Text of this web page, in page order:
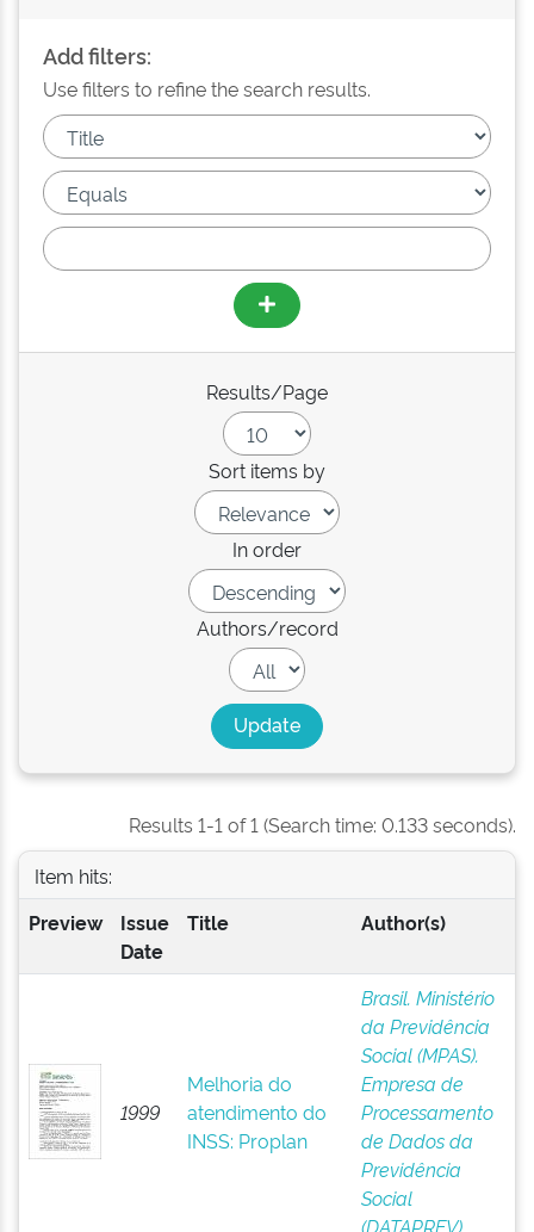
Add filters:
Use filters to refine the search results.
Results/Page
Sort items by
In order
Authors/record
Results 1-1 of 1 (Search time: 0.133 seconds).
Item hits:
Preview
Issue
Date
Title Author(s)
1999
Melhoria do
atendimento do
INSS: Proplan
Brasil. Ministério
da Previdência
Social (MPAS).
Empresa de
Processamento
de Dados da
Previdência
Social
(DATAPREV)